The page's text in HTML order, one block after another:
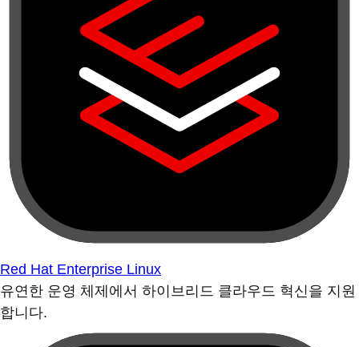
Red Hat Enterprise Linux
유연한 운영 체제에서 하이브리드 클라우드 혁신을 지원
합니다.